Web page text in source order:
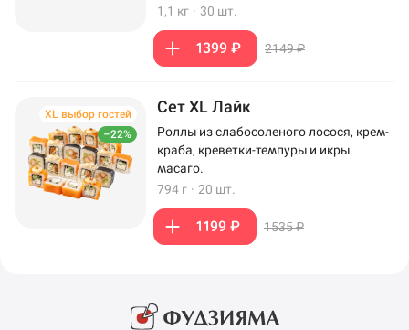
1,1 кг · 30 шт.
1399 ₽ 2149 ₽
–22%
XL выбор гостей Сет XL Лайк
Роллы из слабосоленого лосося, крем-
краба, креветки-темпуры и икры
масаго.
794 г · 20 шт.
1199 ₽ 1535 ₽